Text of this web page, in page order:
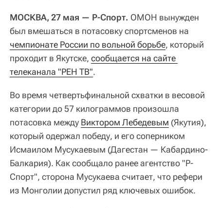
МОСКВА, 27 мая — Р-Спорт. ОМОН вынужден
был вмешаться в потасовку спортсменов на
чемпионате России по вольной борьбе, который
проходит в Якутске, сообщается на сайте
телеканала "РЕН ТВ".
Во время четвертьфинальной схватки в весовой
категории до 57 килограммов произошла
потасовка между Виктором Лебедевым (Якутия),
который одержал победу, и его соперником
Исмаилом Мусукаевым (Дагестан — Кабардино-
Балкария). Как сообщало ранее агентство "Р-
Спорт", сторона Мусукаева считает, что рефери
из Монголии допустил ряд ключевых ошибок.